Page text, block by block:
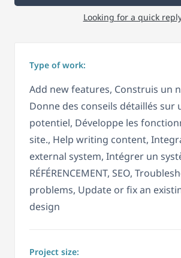
Looking for a quick
Type of work:
Add new features, Construis un
Donne des conseils détaillés sur
potentiel, Développe les
site., Help writing content,
external system, Intégrer un
RÉFÉRENCEMENT, SEO,
problems, Update or fix an
design
Project size: